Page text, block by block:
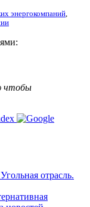
энергокомпаний
чтобы
отрасль.